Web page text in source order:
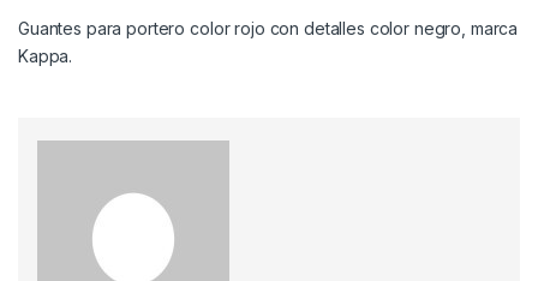
Guantes para portero color rojo con detalles color negro, marca
Kappa.